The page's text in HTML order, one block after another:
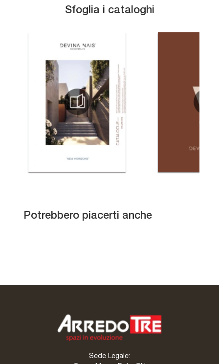
Sfoglia i cataloghi
Potrebbero piacerti anche
Tokyo
Roll
Sede Legale: